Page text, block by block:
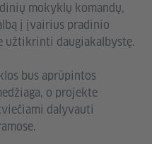
mokyklų komandų,
į įvairius pradinio
užtikrinti daugiakalbystę.
bus aprūpintos
o projekte
dalyvauti